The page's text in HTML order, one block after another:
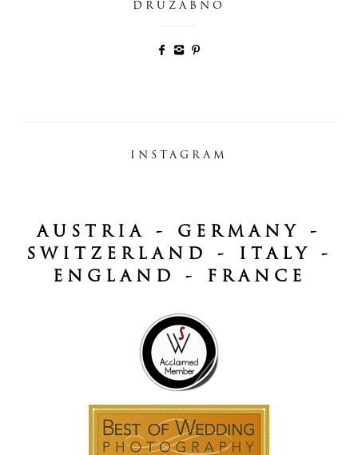
DRUŽABNO
INSTAGRAM
AUSTRIA - GERMANY -
SWITZERLAND - ITALY -
ENGLAND - FRANCE